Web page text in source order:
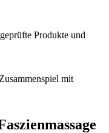
Produkte und
mit